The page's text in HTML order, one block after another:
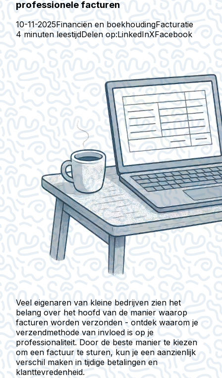
professionele facturen
10-11-2025Financiën en boekhoudingFacturatie
4 minuten leestijdDelen op:LinkedInXFacebook
Veel eigenaren van kleine bedrijven zien het
belang over het hoofd van de manier waarop
facturen worden verzonden - ontdek waarom je
verzendmethode van invloed is op je
professionaliteit. Door de beste manier te kiezen
om een factuur te sturen, kun je een aanzienlijk
verschil maken in tijdige betalingen en
klanttevredenheid.